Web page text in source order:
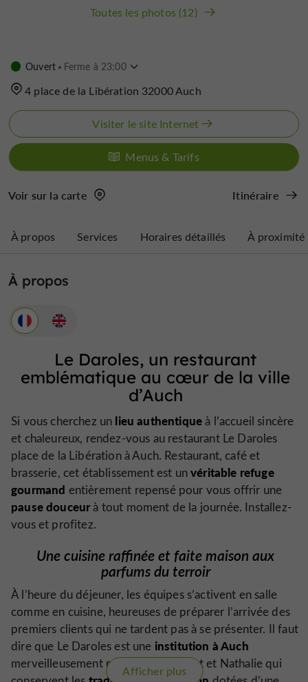
Toutes les photos (12)
Ouvert Ferme à 23:00
4 place de la Libération 32000 Auch
Visiter le site Internet
Menus & Tarifs
Voir sur la carte Itinéraire
À propos Services Horaires détaillés À proximité
À propos
Le Daroles, un restaurant
emblématique au cœur de la ville
d’Auch
Si vous cherchez un lieu authentiqueà l’accueil sincère
et chaleureux, rendez-vous au restaurant Le Daroles
place de la Libération à Auch. Restaurant, café et
brasserie, cet établissement est unvéritable refuge
gourmand entièrement repensé pour vous offrir une
pause douceurà tout moment de la journée. Installez-
vous et profitez.
Une cuisine raffinée et faite maison aux
parfums du terroir
À l’heure du déjeuner, les équipes s’activent en salle
comme en cuisine, heureuses de préparer l’arrivée des
premiers clients qui ne tardent pas à se présenter. Il faut
dire que Le Daroles est une institution à Auch
merveilleusement reprise par Laurent et Nathalie qui
Afficher plus